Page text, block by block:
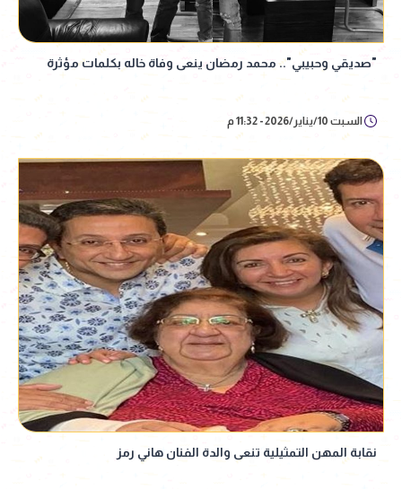
"صديقي وحبيبي".. محمد رمضان ينعى وفاة خاله بكلمات مؤثرة
السبت 10/يناير/2026 - 11:32 م
نقابة المهن التمثيلية تنعى والدة الفنان هاني رمز